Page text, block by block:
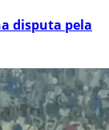
disputa pela